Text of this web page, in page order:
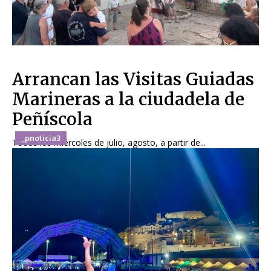
_pnoticia3
Arrancan las Visitas Guiadas
Marineras a la ciudadela de
Peñíscola
Todos los miércoles de julio, agosto, a partir de...